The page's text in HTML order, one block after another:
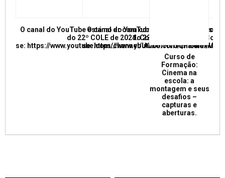
O canal do YouTube está no ar com conferências e mesas
do 22º COLE de 2021. Confira e inscreva
se: https://www.youtube.com/channel/
O canal do YouTube está no ar com
do 22º COLE de 2021.
se: https://www.youtube.com/channel/
Curso de
Formação:
Cinema na
escola: a
montagem e seus
desafios –
capturas e
aberturas.